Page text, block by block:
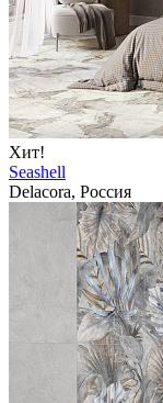
Хит!
Seashell
Delacora, Россия